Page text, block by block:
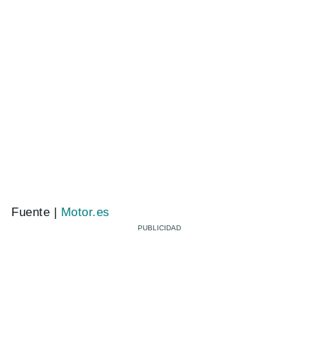
Fuente | Motor.es